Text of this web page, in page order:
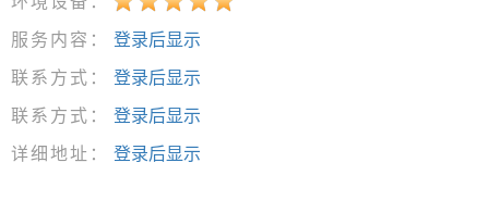
服务内容：
登录后显示
联系方式：
登录后显示
联系方式：
登录后显示
详细地址：
登录后显示